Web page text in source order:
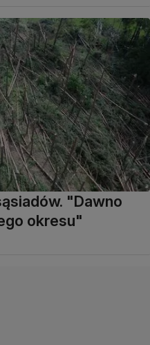
"Dawno
okresu"